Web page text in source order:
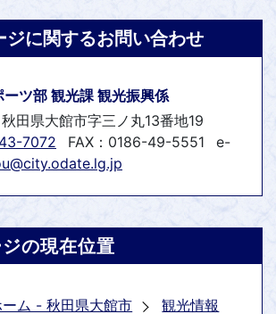
ジに関するお問い合わせ
ツ部 観光課 観光振興係
田県大館市字三ノ丸13番地19
7072 FAX：0186-49-5551
e-
の現在位置
ーム - 秋田県大館市 観光情報